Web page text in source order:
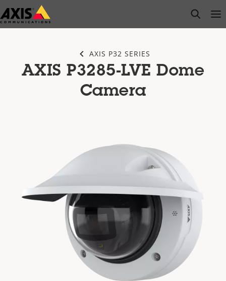
Saltar
al
open
AXIS P32 SERIES
AXIS P3285-LVE Dome
Camera